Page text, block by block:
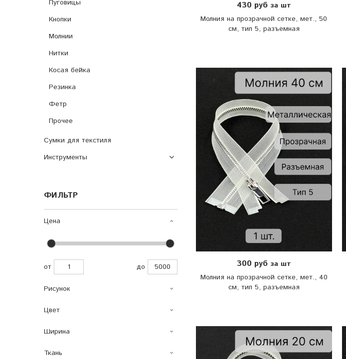
Пуговицы
Кнопки
Молнии
Нитки
Косая бейка
Резинка
Фетр
Прочее
Сумки для текстиля
Инструменты
ФИЛЬТР
Цена
от до
Рисунок
Цвет
Ширина
Ткань
430 руб за шт
Молния на прозрачной сетке, мет., 50
см, тип 5, разъемная
300 руб за шт
Молния на прозрачной сетке, мет., 40
см, тип 5, разъемная